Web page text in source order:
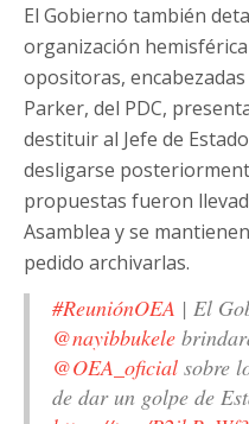
El Gobierno también
organización
opositoras,
Parker, del PDC,
destituir al Jefe de
desligarse
propuestas fueron
Asamblea y se
pedido archivarlas.
#ReuniónOEA | El
@nayibbukele
@OEA_oficial sobre
de dar un golpe de